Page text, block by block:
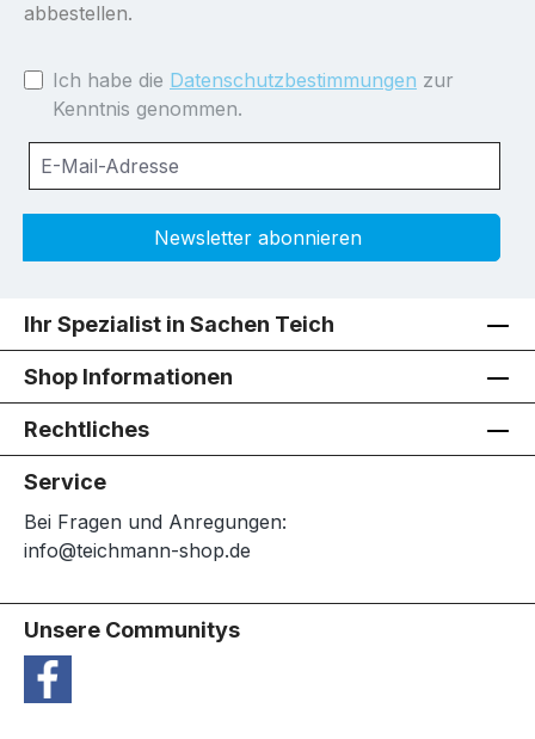
abbestellen.
Ich habe die Datenschutzbestimmungen zur
Kenntnis genommen.
Newsletter abonnieren
Ihr Spezialist in Sachen Teich
Shop Informationen
Rechtliches
Service
Bei Fragen und Anregungen:
info@teichmann-shop.de
Unsere Communitys